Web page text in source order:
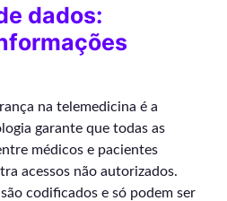
dados:
na telemedicina é a
garante que todas as
médicos e pacientes
acessos não autorizados.
codificados e só podem ser